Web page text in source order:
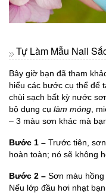
Tự Làm Mẫu Nail
Bây giờ bạn đã tham
hiểu các bước cụ thể để
chùi sạch bất kỳ nước
bộ dụng cụ làm móng,
– 3 màu sơn khác mà
Bước 1 – Trước tiên,
hoàn toàn; nó sẽ không
Bước 2 – Sơn màu
Nếu lớp đầu hơi nhạt